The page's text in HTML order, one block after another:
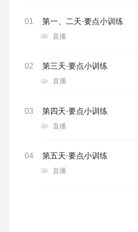
01 第一、二天·要点小训练
直播
02 第三天·要点小训练
直播
03 第四天·要点小训练
直播
04 第五天·要点小训练
直播